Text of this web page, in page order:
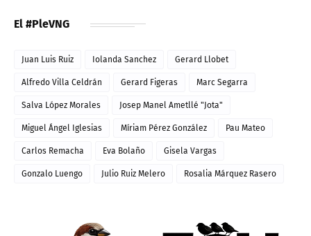
El #PleVNG
Juan Luis Ruiz Iolanda Sanchez Gerard Llobet
Alfredo Villa Celdrán Gerard Figeras Marc Segarra
Salva López Morales Josep Manel Ametllé "Jota"
Miguel Ángel Iglesias Míriam Pérez González Pau Mateo
Carlos Remacha Eva Bolaño Gisela Vargas
Gonzalo Luengo Julio Ruiz Melero Rosalia Márquez Rasero